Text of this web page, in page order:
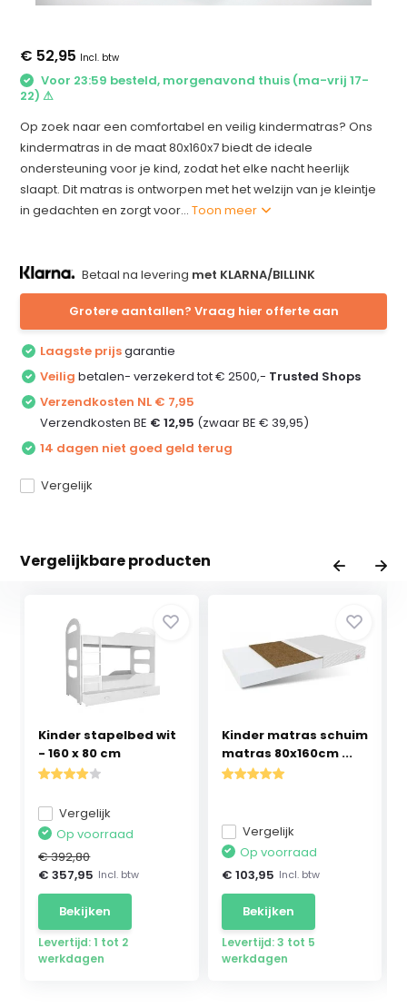
€ 52,95 Incl. btw
Voor 23:59 besteld, morgenavond thuis (ma-vrij 17-
22) ⚠
Op zoek naar een comfortabel en veilig kindermatras? Ons
kindermatras in de maat 80x160x7 biedt de ideale
ondersteuning voor je kind, zodat het elke nacht heerlijk
slaapt. Dit matras is ontworpen met het welzijn van je kleintje
in gedachten en zorgt voor...Toon meer
Betaal na levering met KLARNA/BILLINK
Grotere aantallen? Vraag hier offerte aan
Laagste prijsgarantie
Veilig betalen- verzekerd tot € 2500,- Trusted Shops
Verzendkosten NL € 7,95
Verzendkosten BE € 12,95 (zwaar BE € 39,95)
14 dagen niet goed geld terug
Vergelijk
Vergelijkbare producten
Kinder stapelbed wit
- 160 x 80 cm
Vergelijk
Op voorraad
€ 392,80
€ 357,95 Incl. btw
Bekijken
Levertijd: 1 tot 2
werkdagen
Kinder matras schuim
matras 80x160cm ...
Vergelijk
Op voorraad
€ 103,95 Incl. btw
Bekijken
Levertijd: 3 tot 5
werkdagen